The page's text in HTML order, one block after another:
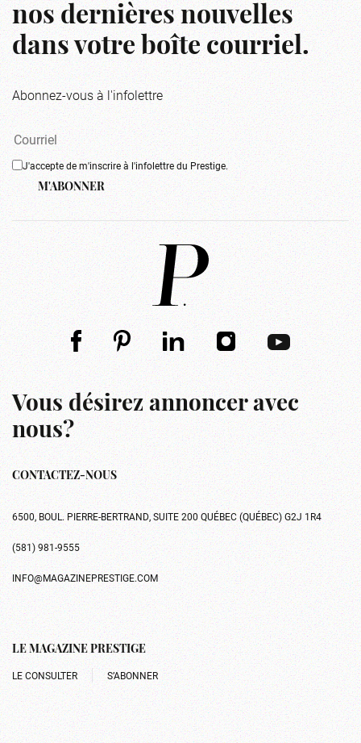
nos dernières nouvelles
dans votre boîte courriel.
Abonnez-vous à l'infolettre
J'accepte de m'inscrire à l'infolettre du Prestige.
M'ABONNER
Vous désirez annoncer avec
nous?
CONTACTEZ-NOUS
6500, BOUL. PIERRE-BERTRAND, SUITE 200 QUÉBEC (QUÉBEC) G2J 1R4
(581) 981-9555
INFO@MAGAZINEPRESTIGE.COM
LE MAGAZINE PRESTIGE
LE CONSULTER S’ABONNER